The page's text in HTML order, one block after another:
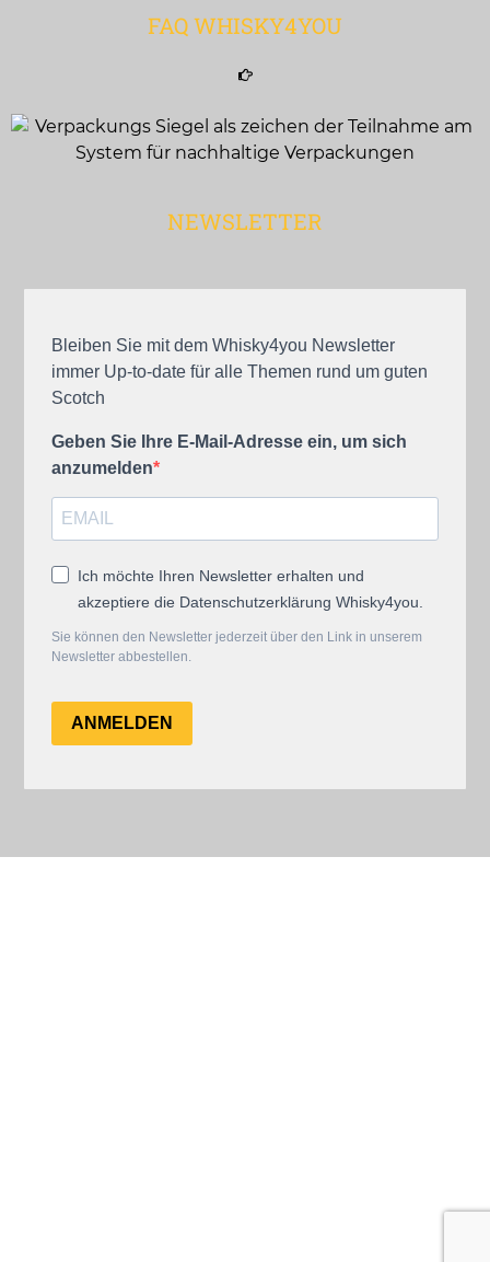
FAQ WHISKY4YOU
NEWSLETTER
Bleiben Sie mit dem Whisky4you Newsletter
immer Up-to-date für alle Themen rund um guten
Scotch
Geben Sie Ihre E-Mail-Adresse ein, um sich
anzumelden
Ich möchte Ihren Newsletter erhalten und
akzeptiere die Datenschutzerklärung Whisky4you.
Sie können den Newsletter jederzeit über den Link in unserem
Newsletter abbestellen.
ANMELDEN